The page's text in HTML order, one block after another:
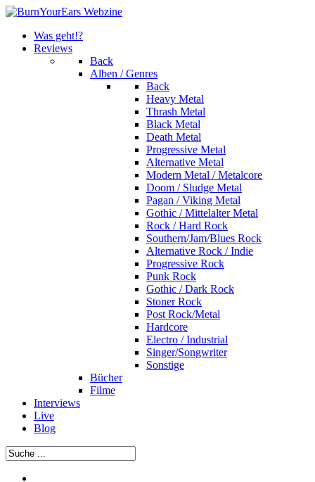
Was geht!?
Reviews
Back
Alben / Genres
Back
Heavy Metal
Thrash Metal
Black Metal
Death Metal
Progressive Metal
Alternative Metal
Modern Metal / Metalcore
Doom / Sludge Metal
Pagan / Viking Metal
Gothic / Mittelalter Metal
Rock / Hard Rock
Southern/Jam/Blues Rock
Alternative Rock / Indie
Progressive Rock
Punk Rock
Gothic / Dark Rock
Stoner Rock
Post Rock/Metal
Hardcore
Electro / Industrial
Singer/Songwriter
Sonstige
Bücher
Filme
Interviews
Live
Blog